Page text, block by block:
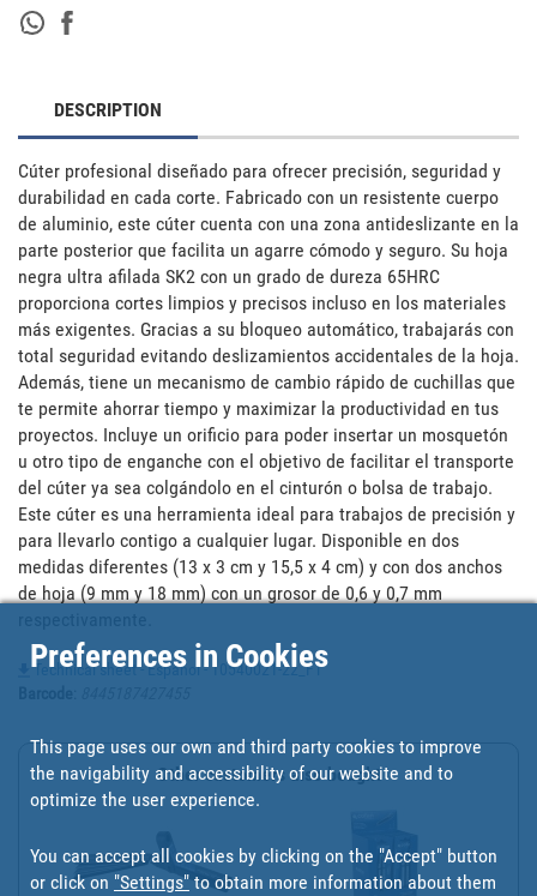
DESCRIPTION
Cúter profesional diseñado para ofrecer precisión, seguridad y
durabilidad en cada corte. Fabricado con un resistente cuerpo
de aluminio, este cúter cuenta con una zona antideslizante en la
parte posterior que facilita un agarre cómodo y seguro. Su hoja
negra ultra afilada SK2 con un grado de dureza 65HRC
proporciona cortes limpios y precisos incluso en los materiales
más exigentes. Gracias a su bloqueo automático, trabajarás con
total seguridad evitando deslizamientos accidentales de la hoja.
Además, tiene un mecanismo de cambio rápido de cuchillas que
te permite ahorrar tiempo y maximizar la productividad en tus
proyectos. Incluye un orificio para poder insertar un mosquetón
u otro tipo de enganche con el objetivo de facilitar el transporte
del cúter ya sea colgándolo en el cinturón o bolsa de trabajo.
Este cúter es una herramienta ideal para trabajos de precisión y
para llevarlo contigo a cualquier lugar. Disponible en dos
medidas diferentes (13 x 3 cm y 15,5 x 4 cm) y con dos anchos
de hoja (9 mm y 18 mm) con un grosor de 0,6 y 0,7 mm
Technical sheet - Español - 10540021-22_FT
Other customers also bought
Preferences in Cookies
This page uses our own and third party cookies to improve
the navigability and accessibility of our website and to
optimize the user experience.
You can accept all cookies by clicking on the "Accept" button
or click on "Settings" to obtain more information about them